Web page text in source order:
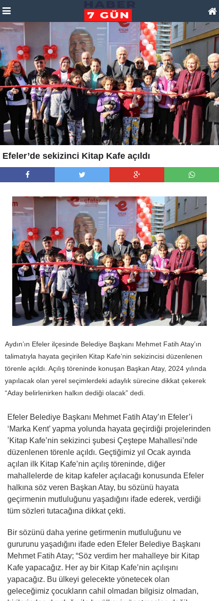
Efeler’de sekizinci Kitap Kafe açıldı
Aydın’ın Efeler ilçesinde Belediye Başkanı Mehmet Fatih Atay’ın
talimatıyla hayata geçirilen Kitap Kafe’nin sekizincisi düzenlenen
törenle açıldı. Açılış töreninde konuşan Başkan Atay, 2024 yılında
yapılacak olan yerel seçimlerdeki adaylık sürecine dikkat çekerek
“Aday belirlenirken halkın dediği olacak” dedi.
Efeler Belediye Başkanı Mehmet Fatih Atay’ın Efeler’i
‘Marka Kent’ yapma yolunda hayata geçirdiği projelerinden
’Kitap Kafe’nin sekizinci şubesi Çeştepe Mahallesi’nde
düzenlenen törenle açıldı. Geçtiğimiz yıl Ocak ayında
açılan ilk Kitap Kafe’nin açılış töreninde, diğer
mahallelerde de kitap kafeler açılacağı konusunda Efeler
halkına söz veren Başkan Atay, bu sözünü hayata
geçirmenin mutluluğunu yaşadığını ifade ederek, verdiği
tüm sözleri tutacağına dikkat çekti.
Bir sözünü daha yerine getirmenin mutluluğunu ve
gururunu yaşadığını ifade eden Efeler Belediye Başkanı
Mehmet Fatih Atay; “Söz verdim her mahalleye bir Kitap
Kafe yapacağız. Her ay bir Kitap Kafe’nin açılışını
yapacağız. Bu ülkeyi gelecekte yönetecek olan
geleceğimiz çocukların cahil olmadan bilgisiz olmadan,